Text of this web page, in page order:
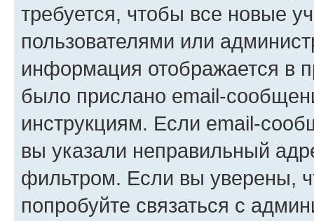
требуется, чтобы все новые
пользователями или
информация отображается в
было прислано email-
инструкциям. Если email-
вы указали неправильный
фильтром. Если вы уверены,
попробуйте связаться с